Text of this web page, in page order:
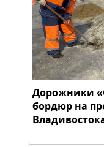
Дорожники
бордюр на